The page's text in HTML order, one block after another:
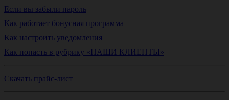
Если вы забыли пароль
Как работает бонусная программа
Как настроить уведомления
Как попасть в рубрику «НАШИ КЛИЕНТЫ»
Скачать прайс-лист